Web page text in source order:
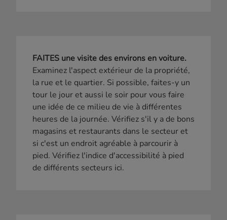
FAITES une visite des environs en voiture.
Examinez l'aspect extérieur de la propriété,
la rue et le quartier. Si possible, faites-y un
tour le jour et aussi le soir pour vous faire
une idée de ce milieu de vie à différentes
heures de la journée. Vérifiez s'il y a de bons
magasins et restaurants dans le secteur et
si c'est un endroit agréable à parcourir à
pied. Vérifiez l'indice d'accessibilité à pied
de différents secteurs ici.